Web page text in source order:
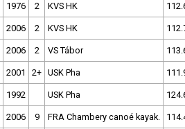
1976 2 KVS HK
2006 2 KVS HK
2006 2 VS Tábor
2001 2+ USK Pha
1992 USK Pha
2006 9 FRA Chambery canoé kayak.